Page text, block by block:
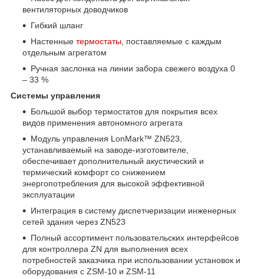
вентиляторных доводчиков
Гибкий шланг
Настенные термостаты , поставляемые с каждым
отдельным агрегатом
Ручная заслонка на линии забора свежего воздуха 0
– 33 %
Системы управления
Большой выбор термостатов для покрытия всех
видов применения автономного агрегата
Модуль управления LonMark™ ZN523,
устанавливаемый на заводе-изготовителе,
обеспечивает дополнительный акустический и
термический комфорт со снижением
энергопотребления для высокой эффективной
эксплуатации
Интеграция в систему диспетчеризации инженерных
сетей здания через ZN523
Полный ассортимент пользовательских интерфейсов
для контроллера ZN для выполнения всех
потребностей заказчика при использовании установок и
оборудования с ZSM-10 и ZSM-11